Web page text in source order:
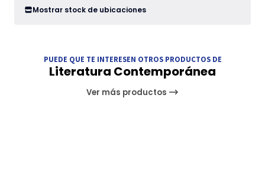
Mostrar stock de ubicaciones
PUEDE QUE TE INTERESEN OTROS PRODUCTOS DE
Literatura Contemporánea
Ver más productos